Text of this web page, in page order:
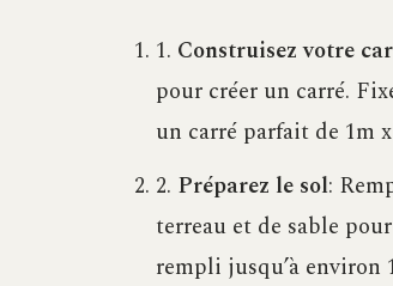
1. Construisez votre
pour créer un carré.
un carré parfait de 1m
2. Préparez le sol:
terreau et de sable
rempli jusqu’à environ